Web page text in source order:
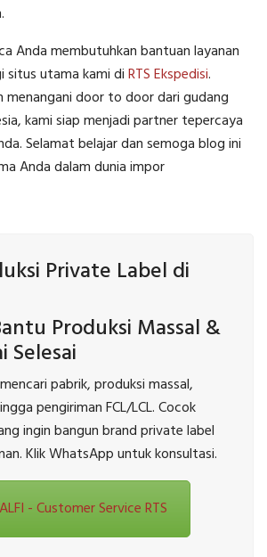
Anda membutuhkan bantuan layanan
situs utama kami diRTS Ekspedisi.
menangani door to door dari gudang
kami siap menjadi partner tepercaya
Selamat belajar dan semoga blog ini
Anda dalam dunia impor
Private Label di
Produksi Massal &
Selesai
pabrik, produksi massal,
pengiriman FCL/LCL. Cocok
ingin bangun brand private label
Klik WhatsApp untuk konsultasi.
- Customer Service RTS